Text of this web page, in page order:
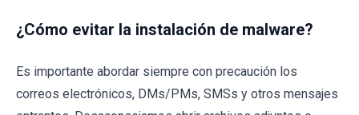
¿Cómo evitar la instalación de malware?
Es importante abordar siempre con precaución los
correos electrónicos, DMs/PMs, SMSs y otros mensajes